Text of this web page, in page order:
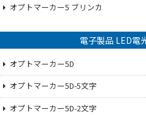
オプトマーカー5 ブリンカ
電子製品 LED電
オプトマーカー5D
オプトマーカー5D-5文字
オプトマーカー5D-2文字